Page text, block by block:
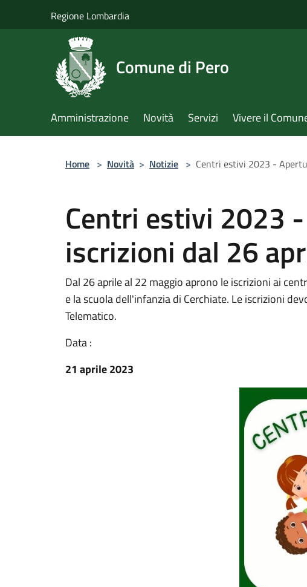
Regione Lombardia
Comune di Pero
Amministrazione Novità Servizi Vivere il
Home > Novità > Notizie > Centri estivi 2023 -
Centri estivi 2023
iscrizioni dal 26
Dal 26 aprile al 22 maggio aprono le iscrizioni ai
e la scuola dell'infanzia di Cerchiate. Le iscrizioni
Telematico.
Data :
21 aprile 2023